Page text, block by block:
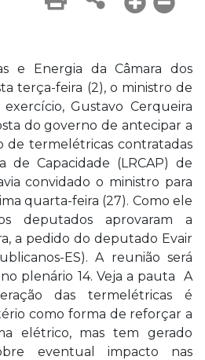
e Energia da Câmara dos
terça-feira (2), o ministro de
Gustavo Cerqueira
do governo de antecipar a
de termelétricas contratadas
de Capacidade (LRCAP) de
convidado o ministro para
quarta-feira (27). Como ele
deputados aprovaram a
a pedido do deputado Evair
ES). A reunião será
no plenário 14. Veja a pauta A
das termelétricas é
como forma de reforçar a
elétrico, mas tem gerado
eventual impacto nas